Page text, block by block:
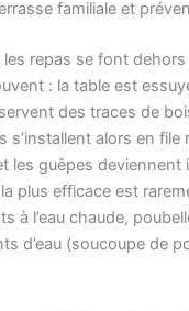
familiale et
repas se font dehors
: la table est
des traces de
s’installent alors en file
les guêpes deviennent
plus efficace est
à l’eau chaude,
d’eau (soucoupe de